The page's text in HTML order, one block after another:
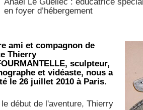
en foyer d’hébergement
ami et compagnon de
Thierry
sculpteur,
et vidéaste, nous a
le 26 juillet 2010 à Paris.
début de l'aventure, Thierry